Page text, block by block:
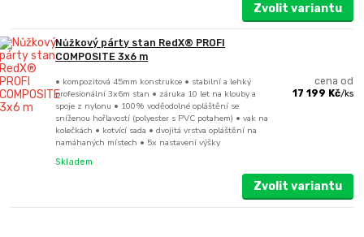
Zvolit variantu
Nůžkový párty stan RedX® PROFI
COMPOSITE 3x6 m
• kompozitová 45mm konstrukce • stabilní a lehký
profesionální 3x6m stan • záruka 10 let na klouby a
spoje z nylonu • 100% voděodolné opláštění se
sníženou hořlavostí (polyester s PVC potahem) • vak na
kolečkách • kotvící sada • dvojitá vrstva opláštění na
namáhaných místech • 5x nastavení výšky
cena od
17 199 Kč/ks
Skladem
Zvolit variantu